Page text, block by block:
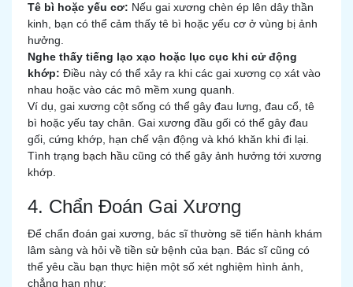
Tê bì hoặc yếu cơ: Nếu gai xương chèn ép lên dây thần
kinh, bạn có thể cảm thấy tê bì hoặc yếu cơ ở vùng bị ảnh
hưởng.
Nghe thấy tiếng lạo xạo hoặc lục cục khi cử động
khớp: Điều này có thể xảy ra khi các gai xương cọ xát vào
nhau hoặc vào các mô mềm xung quanh.
Ví dụ, gai xương cột sống có thể gây đau lưng, đau cổ, tê
bì hoặc yếu tay chân. Gai xương đầu gối có thể gây đau
gối, cứng khớp, hạn chế vận động và khó khăn khi đi lại.
Tình trạng bạch hầu cũng có thể gây ảnh hưởng tới xương
khớp.
4. Chẩn Đoán Gai Xương
Để chẩn đoán gai xương, bác sĩ thường sẽ tiến hành khám
lâm sàng và hỏi về tiền sử bệnh của bạn. Bác sĩ cũng có
thể yêu cầu bạn thực hiện một số xét nghiệm hình ảnh,
chẳng hạn như: